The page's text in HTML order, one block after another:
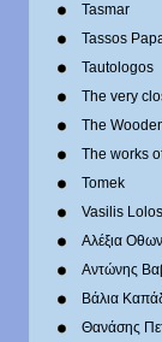
Tasmar
Tassos
Tautologos
The very
The
The works
Tomek
Vasilis Lolos
Αλέξια
Αντώνης
Βάλια
Θανάσης